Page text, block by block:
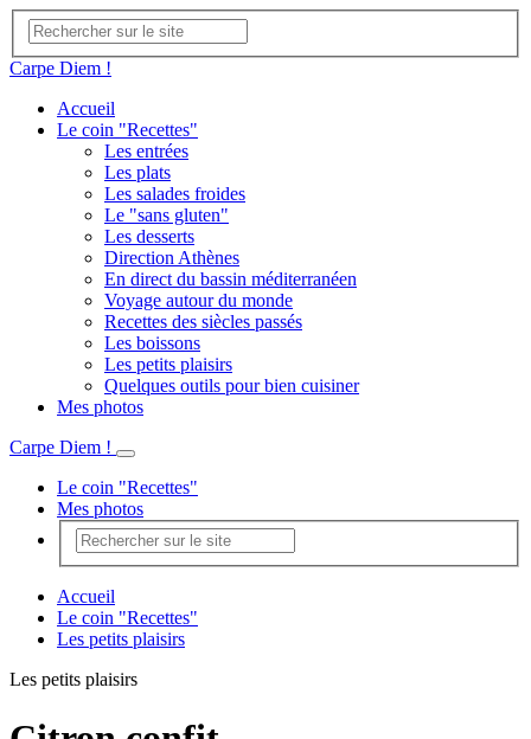
Carpe Diem !
Accueil
Le coin "Recettes"
Les entrées
Les plats
Les salades froides
Le "sans gluten"
Les desserts
Direction Athènes
En direct du bassin méditerranéen
Voyage autour du monde
Recettes des siècles passés
Les boissons
Les petits plaisirs
Quelques outils pour bien cuisiner
Mes photos
Carpe Diem !
Le coin "Recettes"
Mes photos
Accueil
Le coin "Recettes"
Les petits plaisirs
Les petits plaisirs